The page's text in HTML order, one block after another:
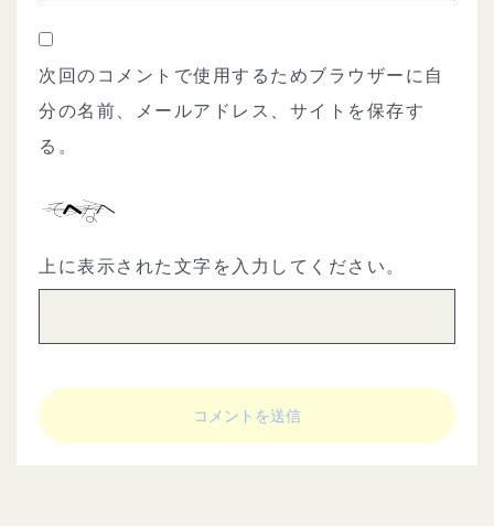
次回のコメントで使用するためブラウザーに自
分の名前、メールアドレス、サイトを保存す
る。
上に表示された文字を入力してください。